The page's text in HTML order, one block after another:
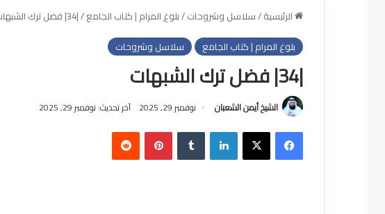
الرئيسية/سلاسل وشروحات/بلوغ المرام | كتاب الجامع/|34| فضل ترك الشبهات
بلوغ المرام | كتاب الجامع
سلاسل وشروحات
|34| فضل ترك الشبهات
الشيخ أيمن الشعبان نوفمبر 29, 2025 آخر تحديث: نوفمبر 29, 2025
فيسبوك‫X لينكدإن بينتيريست